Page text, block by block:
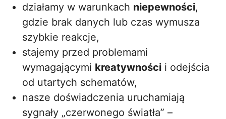
działamy w warunkach niepewności,
gdzie brak danych lub czas wymusza
szybkie reakcje,
stajemy przed problemami
wymagającymi kreatywności i odejścia
od utartych schematów,
nasze doświadczenia uruchamiają
sygnały „czerwonego światła” –